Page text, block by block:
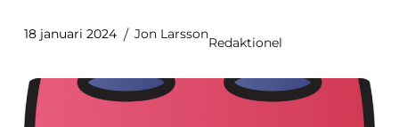
18 januari 2024 Jon Larsson
Redaktionel